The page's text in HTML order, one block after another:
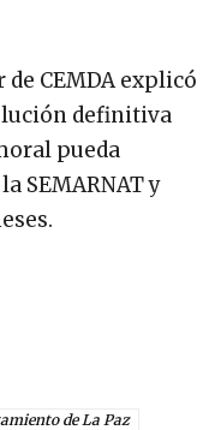
CEMDA explicó
definitiva
pueda
SEMARNAT y
de La Paz